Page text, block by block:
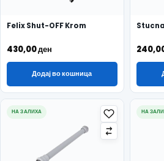
Felix Shut-OFF Krom
430,00ден
Додај во кошница
НА ЗАЛИХА НА